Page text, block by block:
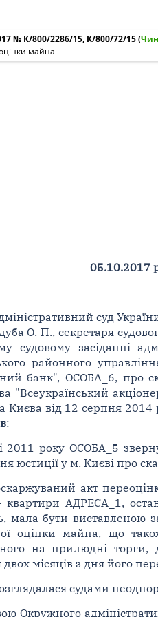
№ К/800/2286/15, К/800/72/15(
майна
05.10.2017
суд
О. П., секретаря
судовому засіданні
районного
банк", ОСОБА_6, про
"Всеукраїнський
Києва від 12 серпня 2014
:
2011 року ОСОБА_5
юстиції у м. Києві про
акт
квартири АДРЕСА_1,
мала бути виставленою
оцінки майна, що
на прилюдні торги,
місяців з дня його
судами
Окружного